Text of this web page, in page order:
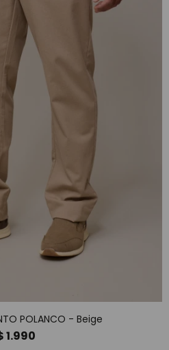
POLANCO - Beige
1.990